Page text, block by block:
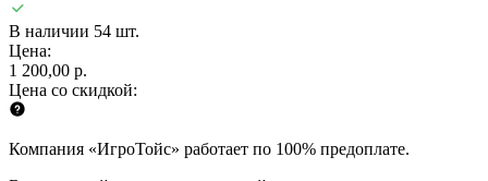
В наличии 54 шт.
Цена:
1 200,00 р.
Цена со скидкой:
Компания «ИгроТойс» работает по 100% предоплате.